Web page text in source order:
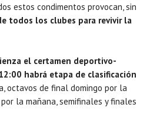
estos condimentos provocan, sin
todos los clubes para revivir la
el certamen deportivo-
habrá etapa de clasificación
octavos de final domingo por la
la mañana, semifinales y finales